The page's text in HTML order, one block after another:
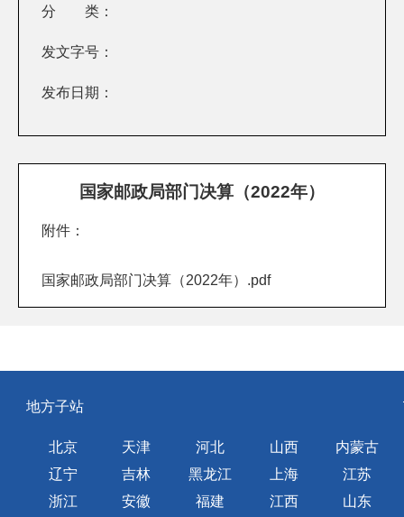
分 类：
发文字号：
发布日期：
国家邮政局部门决算（2022年）
附件：
国家邮政局部门决算（2022年）.pdf
地方子站
北京 天津 河北 山西
内蒙古
辽宁
吉林 黑龙江 上海
江苏
浙江
安徽 福建 江西 山东